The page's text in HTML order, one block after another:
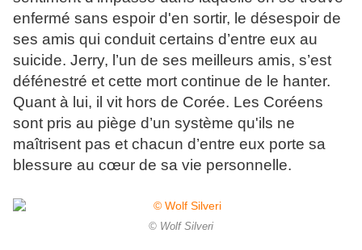
enfermé sans espoir d'en sortir, le désespoir de
ses amis qui conduit certains d’entre eux au
suicide. Jerry, l’un de ses meilleurs amis, s’est
défénestré et cette mort continue de le hanter.
Quant à lui, il vit hors de Corée. Les Coréens
sont pris au piège d’un système qu'ils ne
maîtrisent pas et chacun d’entre eux porte sa
blessure au cœur de sa vie personnelle.
© Wolf Silveri